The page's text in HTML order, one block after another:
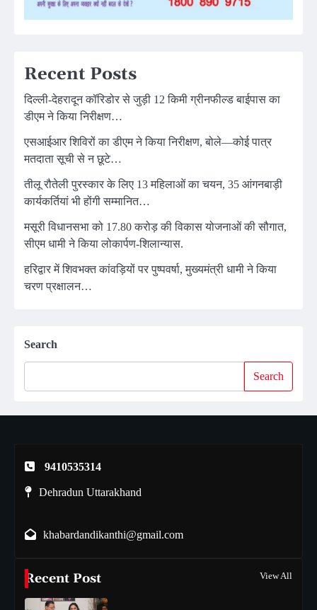
Recent Posts
दिल्ली-देहरादून कॉरिडोर से जुड़ी 12 किमी ग्रीनफील्ड बाईपास का
डीएम ने किया निरीक्षण…
एसआईआर शिविरों का डीएम ने किया निरीक्षण, बोले—कोई पात्र
मतदाता सूची से न छूटे…
तीलू रौतेली पुरस्कार के लिए 13 महिलाओं का चयन, 35 आंगनबाड़ी
कार्यकर्तियां भी होंगी सम्मानित…
मसूरी विधानसभा को 17.80 करोड़ की विकास योजनाओं की सौगात,
सीएम धामी ने किया लोकार्पण-शिलान्यास.
हरिद्वार में शिवभक्त कांवड़ियों पर पुष्पवर्षा, मुख्यमंत्री धामी ने किया
चरण प्रक्षालन…
Search
Search
9410535314
Dehradun Uttarakhand
khabardandikanthi@gmail.com
Recent Post View All